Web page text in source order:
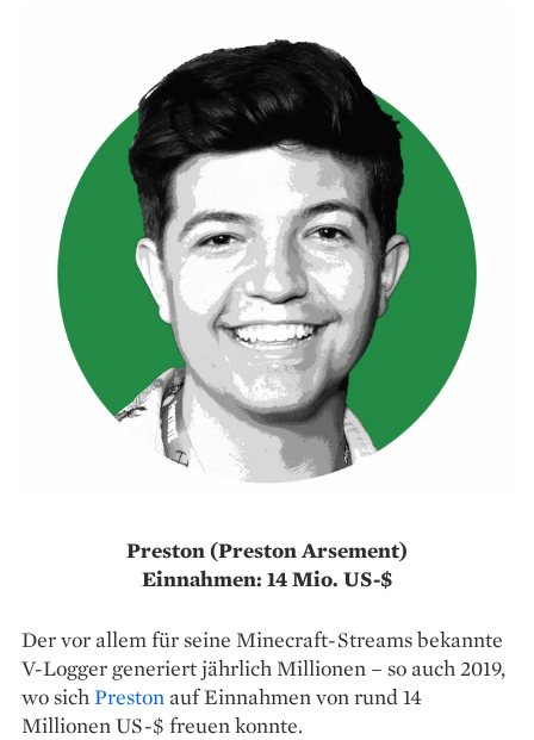
Preston (Preston Arsement)
Einnahmen: 14 Mio. US-$
Der vor allem für seine Minecraft-Streams bekannte
V-Logger generiert jährlich Millionen – so auch 2019,
wo sichPreston auf Einnahmen von rund 14
Millionen US-$ freuen konnte.